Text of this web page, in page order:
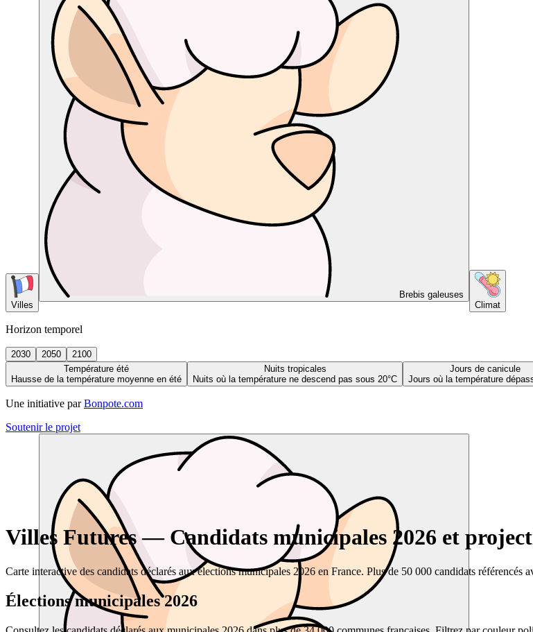
Villes
Brebis galeuses
Climat
Horizon temporel
2030 2050
2100
Température été
Hausse de la température moyenne en été
Nuits tropicales
Nuits où la température ne descend pas sous 20°C
Jours de canicule
Jours où la température
Une initiative par Bonpote.com
Soutenir le projet
Villes Futures — Candidats municipales 2026 et
Carte interactive des candidats déclarés aux élections municipales 2026 en France. Plus de 50 000 candidats référencés
Élections municipales 2026